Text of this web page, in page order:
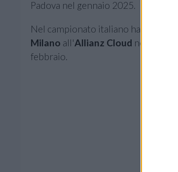
Padova nel gennaio 2025.
Nel campionato italiano ha
Milano all'Allianz Cloud nel
febbraio.